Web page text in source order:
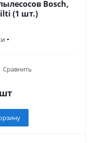
Bosch,
(1 шт.)
Сравнить